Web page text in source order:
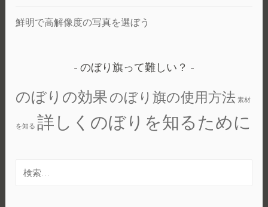
鮮明で高解像度の写真を選ぼう
のぼり旗って難しい？
のぼりの効果のぼり旗の使用方法 素材
を知る 詳しくのぼりを知るために
索: